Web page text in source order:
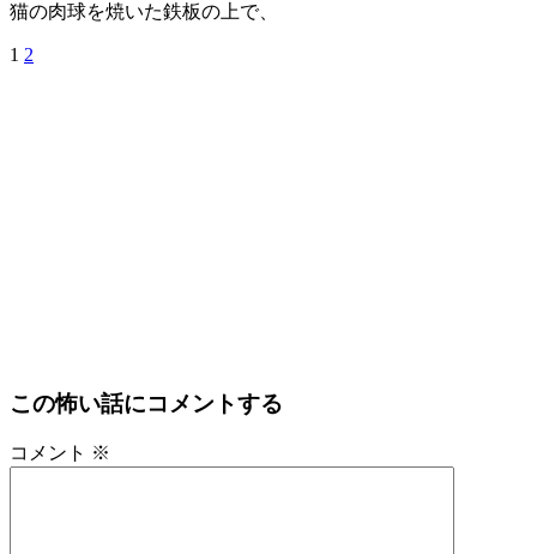
猫の肉球を焼いた鉄板の上で、
1 2
この怖い話にコメントする
コメント ※